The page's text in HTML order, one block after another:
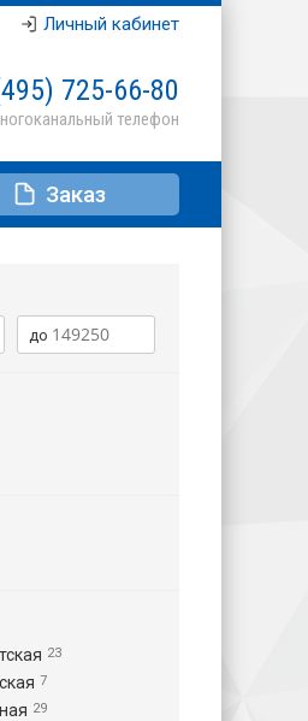
Личный кабинет
725-66-80
Заказ
23
7
29